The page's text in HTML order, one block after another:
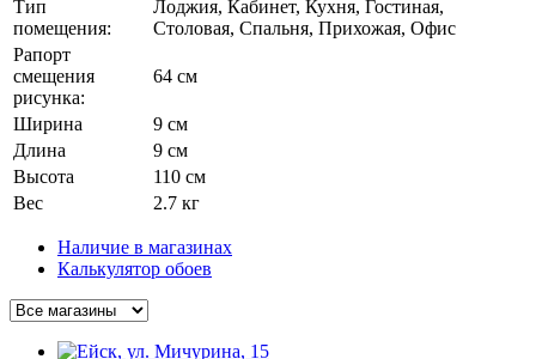
Тип
помещения:
Лоджия, Кабинет, Кухня, Гостиная,
Столовая, Спальня, Прихожая, Офис
Рапорт
смещения
рисунка:
64 см
Ширина
9 см
Длина
9 см
Высота
110 см
Вес
2.7 кг
Наличие в магазинах
Калькулятор обоев